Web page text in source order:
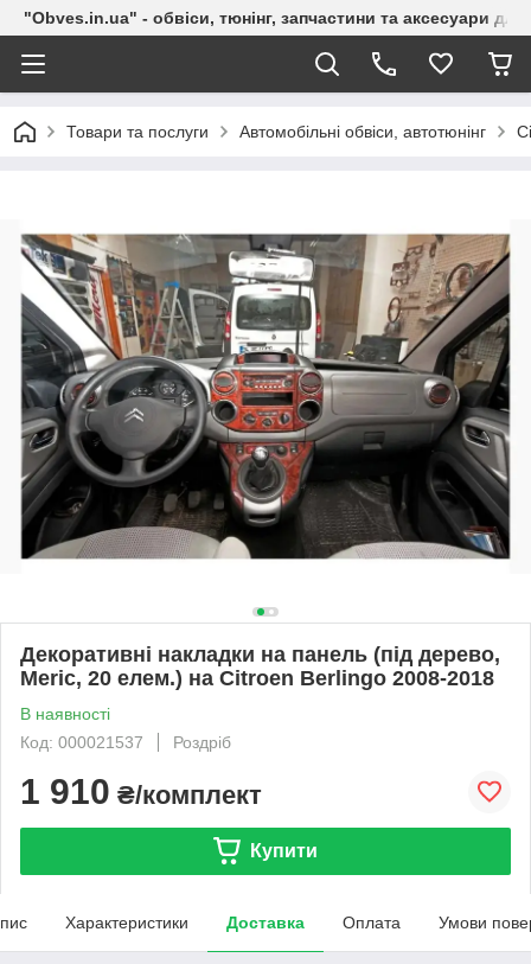
"Obves.in.ua" - обвіси, тюнінг, запчастини та аксесуари
Товари та послуги Автомобільні обвіси, автотюнінг
Декоративні накладки на панель (під дерево,
Meric, 20 елем.) на Citroen Berlingo 2008-2018
В наявності
Код: 000021537
Роздріб
1 910 ₴/комплект
Купити
Характеристики Доставка Оплата Умови